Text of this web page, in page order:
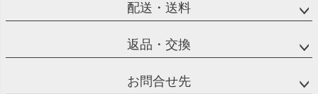
配送・送料
返品・交換
お問合せ先